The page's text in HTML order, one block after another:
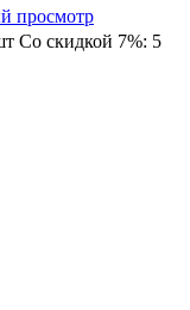
просмотр
Со скидкой 7%: 5